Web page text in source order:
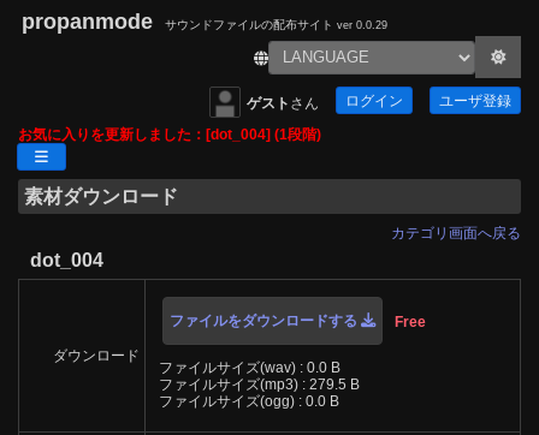
propanmode サウンドファイルの配布サイト ver 0.0.29
ゲスト さん ログイン ユーザ登録
お気に入りを更新しました：[dot_004] (1段階)
素材ダウンロード
カテゴリ画面へ戻る
dot_004
ダウンロード
ファイルをダウンロードする Free
ファイルサイズ(wav) : 0.0 B
ファイルサイズ(mp3) : 279.5 B
ファイルサイズ(ogg) : 0.0 B